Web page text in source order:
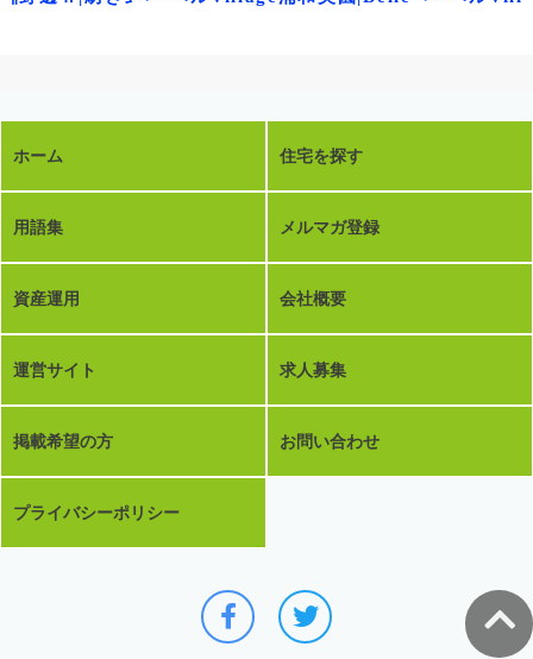
ホーム 住宅を探す
用語集 メルマガ登録
資産運用 会社概要
運営サイト 求人募集
掲載希望の方 お問い合わせ
プライバシーポリシー